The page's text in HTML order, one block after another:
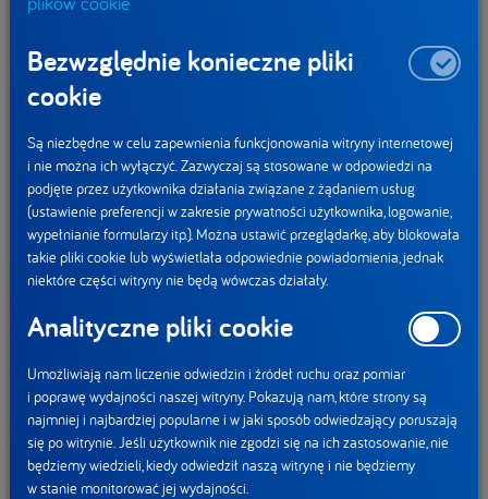
oznaczone specjalnym głazem pamiątkowym z tablicą
informującą o posadzeniu 10-milionowego drzewa*,
w ramach programu „Po Stronie Natury”
– wylicza
Grzegorz Cekus
Informacja o lokalizacji drzewa trafi również do Banku
Danych o Lasach jako obiekt o charakterze edukacyjnym
i symbolicznym.
Wspólna odpowiedzialność za środowisko
W wydarzeniu udział wzięli przedstawiciele administracji
samorządowej i wojewódzkiej, reprezentanci instytucji
odpowiedzialnych za ochronę środowiska, przedstawiciele
Lasów Państwowych, eksperci środowiskowi oraz
zaproszeni goście i media. Spotkanie miało przede
wszystkim lokalny charakter i było okazją do rozmowy
o ochronie środowiska, retencji wody oraz przeciwdziałaniu
Bezwzględnie konieczne pliki
cookie
Są niezbędne w celu zapewnienia funkcjonowania witryny internetowej
i nie można ich wyłączyć. Zazwyczaj są stosowane w odpowiedzi na
podjęte przez użytkownika działania związane z żądaniem usług
(ustawienie preferencji w zakresie prywatności użytkownika, logowanie,
wypełnianie formularzy itp.). Można ustawić przeglądarkę, aby blokowała
takie pliki cookie lub wyświetlała odpowiednie powiadomienia, jednak
niektóre części witryny nie będą wówczas działały.
Analityczne pliki cookie
Umożliwiają nam liczenie odwiedzin i źródeł ruchu oraz pomiar
i poprawę wydajności naszej witryny. Pokazują nam, które strony są
najmniej i najbardziej popularne i w jaki sposób odwiedzający poruszają
się po witrynie. Jeśli użytkownik nie zgodzi się na ich zastosowanie, nie
będziemy wiedzieli, kiedy odwiedził naszą witrynę i nie będziemy
w stanie monitorować jej wydajności.